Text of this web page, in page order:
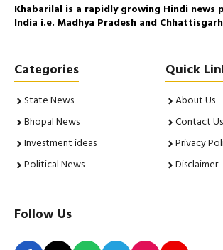
Khabarilal is a rapidly growing Hindi news
India i.e. Madhya Pradesh and
Categories
State News
Bhopal News
Investment ideas
Political News
Quick
About Us
Contact Us
Privacy
Disclaimer
Follow Us